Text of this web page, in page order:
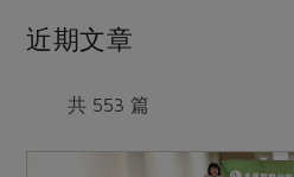
防災用品
最新產品
年菜食譜
節慶大餐
把最好的台灣味帶回家！
最新消息
媒體報導
近期文章
共 553 篇